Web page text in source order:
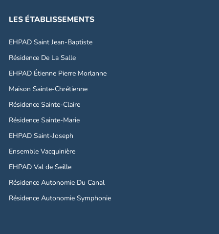
LES ÉTABLISSEMENTS
EHPAD Saint Jean-Baptiste
Résidence De La Salle
EHPAD Étienne Pierre Morlanne
Maison Sainte-Chrétienne
Résidence Sainte-Claire
Résidence Sainte-Marie
EHPAD Saint-Joseph
Ensemble Vacquinière
EHPAD Val de Seille
Résidence Autonomie Du Canal
Résidence Autonomie Symphonie